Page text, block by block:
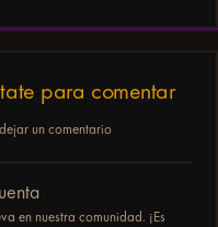
para comentar
un comentario
en nuestra comunidad. ¡Es